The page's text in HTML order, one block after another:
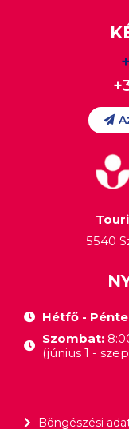
5540
Hétfő -
Szombat:
(június 1 -
Böngészési